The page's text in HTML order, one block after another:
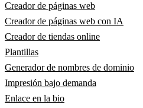
Creador de páginas web
Creador de páginas web con IA
Creador de tiendas online
Plantillas
Generador de nombres de dominio
Impresión bajo demanda
Enlace en la bio